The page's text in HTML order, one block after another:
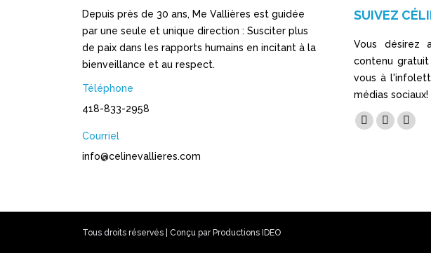
Depuis près de 30 ans, Me Vallières est guidée
par une seule et unique direction : Susciter plus
de paix dans les rapports humains en incitant à la
bienveillance et au respect.
Téléphone
418-833-2958
Courriel
info@celinevallieres.com
SUIVEZ
Vous désirez
contenu
vous à
médias sociaux!
Trouvez nous sur
Facebook
YouTube
Tous droits réservés | Conçu par Productions IDEO